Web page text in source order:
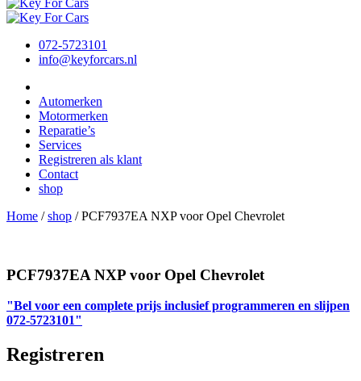
072-5723101
info@keyforcars.nl
Automerken
Motormerken
Reparatie’s
Services
Registreren als klant
Contact
shop
Home /shop /PCF7937EA NXP voor Opel Chevrolet
PCF7937EA NXP voor Opel Chevrolet
"Bel voor een complete prijs inclusief programmeren en slijpen
072-5723101"
Registreren